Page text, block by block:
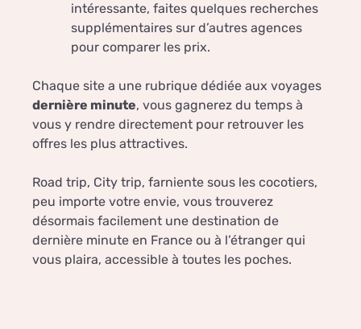
intéressante, faites quelques recherches
supplémentaires sur d’autres agences
pour comparer les prix.
Chaque site a une rubrique dédiée aux voyages
dernière minute, vous gagnerez du temps à
vous y rendre directement pour retrouver les
offres les plus attractives.
Road trip, City trip, farniente sous les cocotiers,
peu importe votre envie, vous trouverez
désormais facilement une destination de
dernière minute en France ou à l’étranger qui
vous plaira, accessible à toutes les poches.